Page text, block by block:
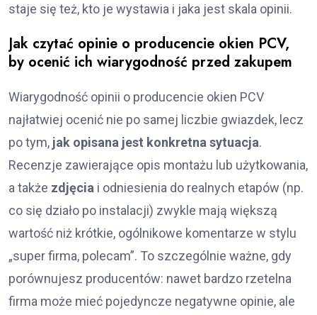
staje się też, kto je wystawia i jaka jest skala opinii.
Jak czytać opinie o producencie okien PCV,
by ocenić ich wiarygodność przed zakupem
Wiarygodność opinii o producencie okien PCV
najłatwiej ocenić nie po samej liczbie gwiazdek, lecz
po tym, jak opisana jest konkretna sytuacja.
Recenzje zawierające opis montażu lub użytkowania,
a także zdjęcia i odniesienia do realnych etapów (np.
co się działo po instalacji) zwykle mają większą
wartość niż krótkie, ogólnikowe komentarze w stylu
„super firma, polecam”. To szczególnie ważne, gdy
porównujesz producentów: nawet bardzo rzetelna
firma może mieć pojedyncze negatywne opinie, ale